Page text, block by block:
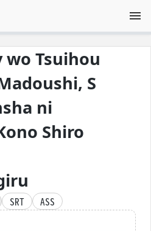
wo Tsuihou
S
ni
Shiro
SRT
ASS